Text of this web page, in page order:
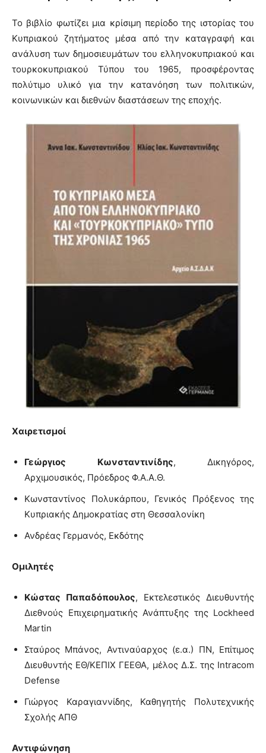
Το βιβλίο φωτίζει μια κρίσιμη περίοδο της ιστορίας του
Κυπριακού ζητήματος μέσα από την καταγραφή και
ανάλυση των δημοσιευμάτων του ελληνοκυπριακού και
τουρκοκυπριακού Τύπου του 1965, προσφέροντας
πολύτιμο υλικό για την κατανόηση των πολιτικών,
κοινωνικών και διεθνών διαστάσεων της εποχής.
Χαιρετισμοί
Γεώργιος Κωνσταντινίδης, Δικηγόρος,
Αρχιμουσικός, Πρόεδρος Φ.Α.Α.Θ.
Κωνσταντίνος Πολυκάρπου, Γενικός Πρόξενος της
Κυπριακής Δημοκρατίας στη Θεσσαλονίκη
Ανδρέας Γερμανός, Εκδότης
Ομιλητές
Κώστας Παπαδόπουλος, Εκτελεστικός Διευθυντής
Διεθνούς Επιχειρηματικής Ανάπτυξης της Lockheed
Martin
Σταύρος Μπάνος, Αντιναύαρχος (ε.α.) ΠΝ, Επίτιμος
Διευθυντής ΕΘ/ΚΕΠΙΧ ΓΕΕΘΑ, μέλος Δ.Σ. της Intracom
Defense
Γιώργος Καραγιαννίδης, Καθηγητής Πολυτεχνικής
Σχολής ΑΠΘ
Αντιφώνηση